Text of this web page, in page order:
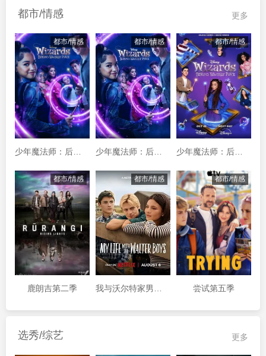
更多
都市/情感
都市/情感 都市/情感
少年魔法师：后继者第二季
都市/情感
少年魔法师：后继者第一季
都市/情感
鹿朗吉第二季
都市/情感 都市/情感
尝试第五季
更多
选秀/综艺